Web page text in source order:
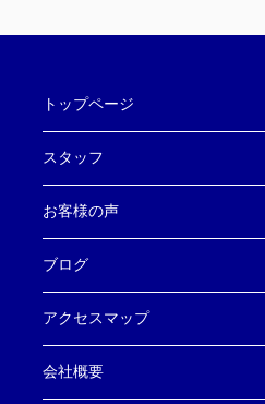
トップページ
スタッフ
お客様の声
ブログ
アクセスマップ
会社概要